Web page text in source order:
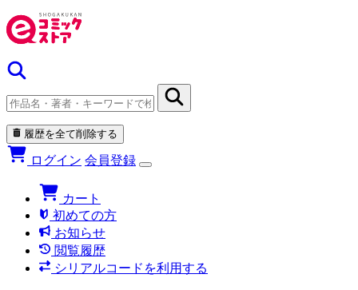
履歴を全て削除する
ログイン 会員登録
カート
初めての方
お知らせ
閲覧履歴
シリアルコードを利用する